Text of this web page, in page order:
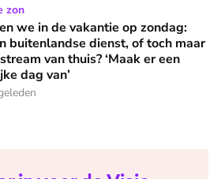
op zondag: naar een
zon
we in de vakantie op zondag:
buitenlandse dienst, of toch maar
van thuis? ‘Maak er een
dag van’